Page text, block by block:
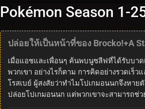
Pokémon Season 1-
ปล่อยให้เป็นหน้าที่ของ Brocko!+A
เมื่อแอชและเพื่อนๆ ค้นพบนูซลีฟที่ได้รับบาด
พวกเขา อย่างไรก็ตาม การคิดอย่างรวดเ
โรสเบย์ ผู้สงสัยว่าทำไมโปเกมอนนกจึงหา
ปล่อยโปเกมอนนก แต่พวกเขาจะสามารถช่